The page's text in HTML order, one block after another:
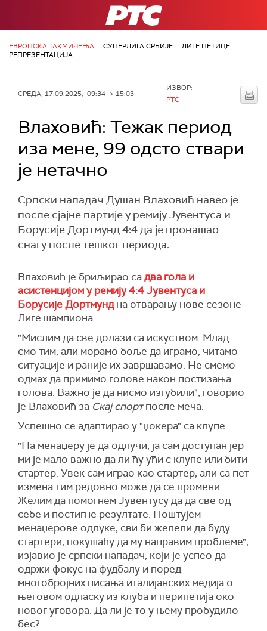
РТС
ЕВРОПСКА ТАКМИЧЕЊА СУПЕРЛИГА СРБИЈЕ
ЛИГЕ ПЕТИЦЕ
РЕПРЕЗЕНТАЦИЈА
СРЕДА, 17.09.2025, 09:34 -> 15:03
ИЗВОР:
РТС
Влаховић: Тежак период
иза мене, 99 одсто ствари
је нетачно
Српски нападач Душан Влаховић навео је
после сјајне партије у ремију Јувентуса и
Борусије Дортмунд 4:4 да је пронашао
снагу после тешког периода.
Влаховић је бриљирао садва гола и
асистенцијом у ремију 4:4 Јувентуса и
Борусије Дортмундна отварању нове сезоне
Лиге шампиона.
"Мислим да све долази са искуством. Млад
смо тим, али морамо боље да играмо, читамо
ситуације и раније их завршавамо. Не смемо
одмах да примимо голове након постизања
голова. Важно је да нисмо изгубили", говорио
је Влаховић за Скај спортпосле меча.
Успешно се адаптирао у "џокера" са клупе.
"На менаџеру је да одлучи, ја сам доступан јер
ми је мало важно да ли ћу ући с клупе или бити
стартер. Увек сам играо као стартер, али са пет
измена тим редовно може да се промени.
Желим да помогнем Јувентусу да да све од
себе и постигне резултате. Поштујем
менаџерове одлуке, сви би желели да буду
стартери, покушаћу да му направим проблеме",
изјавио је српски нападач, који је успео да
одржи фокус на фудбалу и поред
многобројних писања италијанских медија о
његовом одласку из клуба и перипетија око
новог уговора. Да ли је то у њему пробудило
бес?